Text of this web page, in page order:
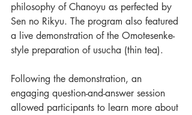
philosophy of Chanoyu as perfected by
Sen no Rikyu. The program also featured
a live demonstration of the Omotesenke-
style preparation of usucha (thin tea).
Following the demonstration, an
engaging question-and-answer session
allowed participants to learn more about